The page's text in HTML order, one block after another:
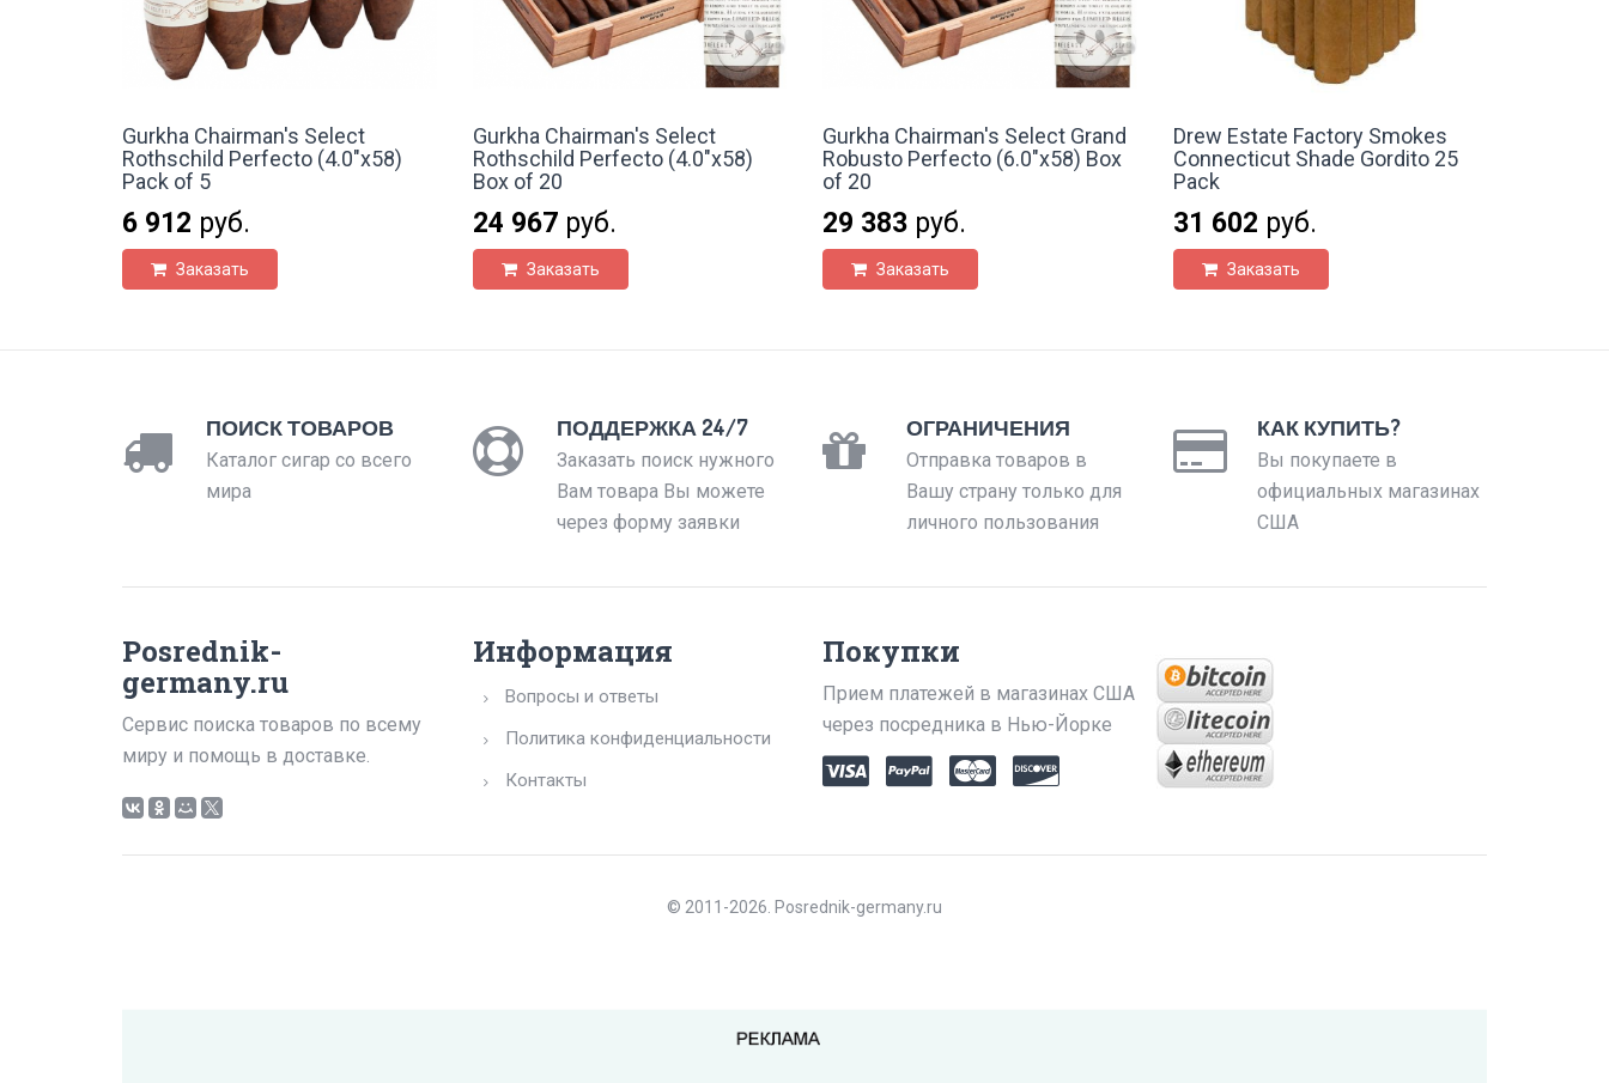
Gurkha Chairman's Select
Rothschild Perfecto (4.0"x58)
Pack of 5
6 912 руб.
Заказать
Gurkha Chairman's Select
Rothschild Perfecto (4.0"x58)
Box of 20
24 967руб.
Заказать
Gurkha Chairman's Select Grand
Robusto Perfecto (6.0"x58) Box
of 20
29 383 руб.
Заказать
Drew Estate Factory Smokes
Connecticut Shade Gordito 25
Pack
31 602 руб.
Заказать
ПОИСК ТОВАРОВ
Каталог сигар со всего
мира
ПОДДЕРЖКА 24/7
Заказать поиск нужного
Вам товара Вы можете
через форму заявки
ОГРАНИЧЕНИЯ
Отправка товаров в
Вашу страну только для
личного пользования
КАК КУПИТЬ?
Вы покупаете в
официальных магазинах
США
Posrednik-
germany.ru
Сервис поиска товаров по всему
миру и помощь в доставке.
Информация
Вопросы и ответы
Политика конфиденциальности
Контакты
Покупки
Прием платежей в магазинах США
через посредника в Нью-Йорке
© 2011-2026. Posrednik-germany.ru